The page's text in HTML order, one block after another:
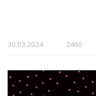
30.03.2024 2460